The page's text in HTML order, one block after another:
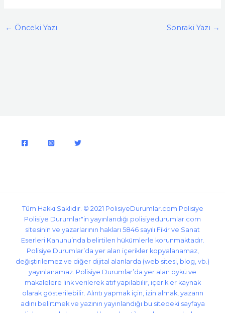
← Önceki Yazı Sonraki Yazı →
Tüm Hakkı Saklıdır. © 2021 PolisiyeDurumlar.com Polisiye
Polisiye Durumlar"in yayınlandığı polisiyedurumlar.com
sitesinin ve yazarlarının hakları 5846 sayılı Fikir ve Sanat
Eserleri Kanunu’nda belirtilen hükümlerle korunmaktadır.
Polisiye Durumlar’da yer alan içerikler kopyalanamaz,
değiştirilemez ve diğer dijital alanlarda (web sitesi, blog, vb.)
yayınlanamaz. Polisiye Durumlar’da yer alan öykü ve
makalelere link verilerek atıf yapılabilir, içerikler kaynak
olarak gösterilebilir. Alıntı yapmak için, izin almak, yazarın
adını belirtmek ve yazının yayınlandığı bu sitedeki sayfaya